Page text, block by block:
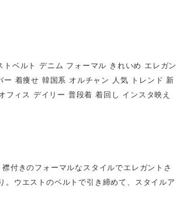
ベルト デニム フォーマル きれいめ エレガン
着痩せ 韓国系 オルチャン 人気 トレンド 新
ィス デイリー 普段着 着回し インスタ映え
付きのフォーマルなスタイルでエレガントさ
ウエストのベルトで引き締めて、スタイルア